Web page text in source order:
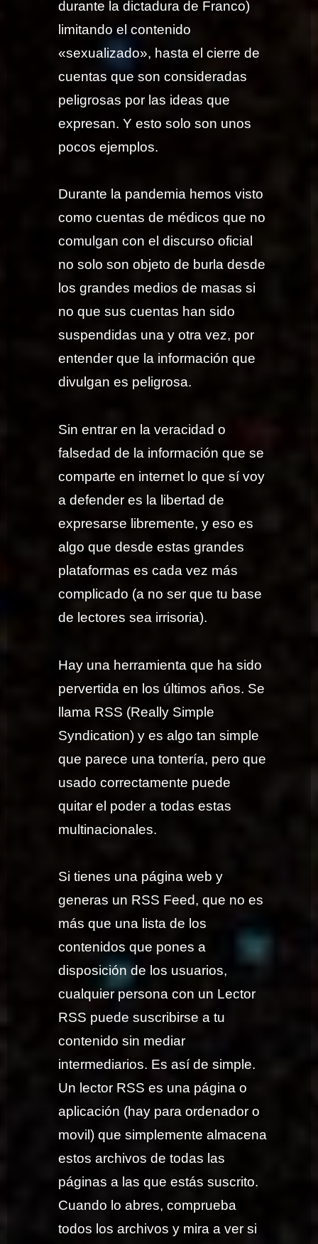
durante la dictadura de Franco)
limitando el contenido
«sexualizado», hasta el cierre de
cuentas que son consideradas
peligrosas por las ideas que
expresan. Y esto solo son unos
pocos ejemplos.
Durante la pandemia hemos visto
como cuentas de médicos que no
comulgan con el discurso oficial
no solo son objeto de burla desde
los grandes medios de masas si
no que sus cuentas han sido
suspendidas una y otra vez, por
entender que la información que
divulgan es peligrosa.
Sin entrar en la veracidad o
falsedad de la información que se
comparte en internet lo que sí voy
a defender es la libertad de
expresarse libremente, y eso es
algo que desde estas grandes
plataformas es cada vez más
complicado (a no ser que tu base
de lectores sea irrisoria).
Hay una herramienta que ha sido
pervertida en los últimos años. Se
llama RSS (Really Simple
Syndication) y es algo tan simple
que parece una tontería, pero que
usado correctamente puede
quitar el poder a todas estas
multinacionales.
Si tienes una página web y
generas un RSS Feed, que no es
más que una lista de los
contenidos que pones a
disposición de los usuarios,
cualquier persona con un Lector
RSS puede suscribirse a tu
contenido sin mediar
intermediarios. Es así de simple.
Un lector RSS es una página o
aplicación (hay para ordenador o
movil) que simplemente almacena
estos archivos de todas las
páginas a las que estás suscrito.
Cuando lo abres, comprueba
todos los archivos y mira a ver si